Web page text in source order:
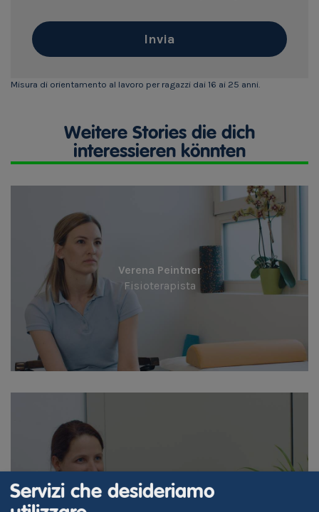
Invia
Misura di orientamento al lavoro per ragazzi dai 16 ai 25 anni.
Weitere Stories die dich
interessieren könnten
Verena Peintner
Fisioterapista
Referente per la formazione
Servizi che desideriamo